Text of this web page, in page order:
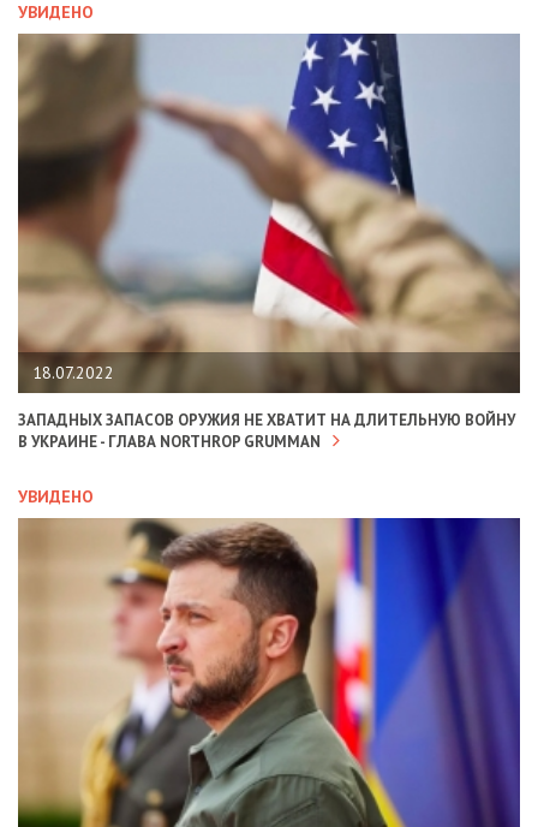
УВИДЕНО
18.07.2022
ЗАПАДНЫХ ЗАПАСОВ ОРУЖИЯ НЕ ХВАТИТ НА ДЛИТЕЛЬНУЮ ВОЙНУ
В УКРАИНЕ - ГЛАВА NORTHROP GRUMMAN
УВИДЕНО